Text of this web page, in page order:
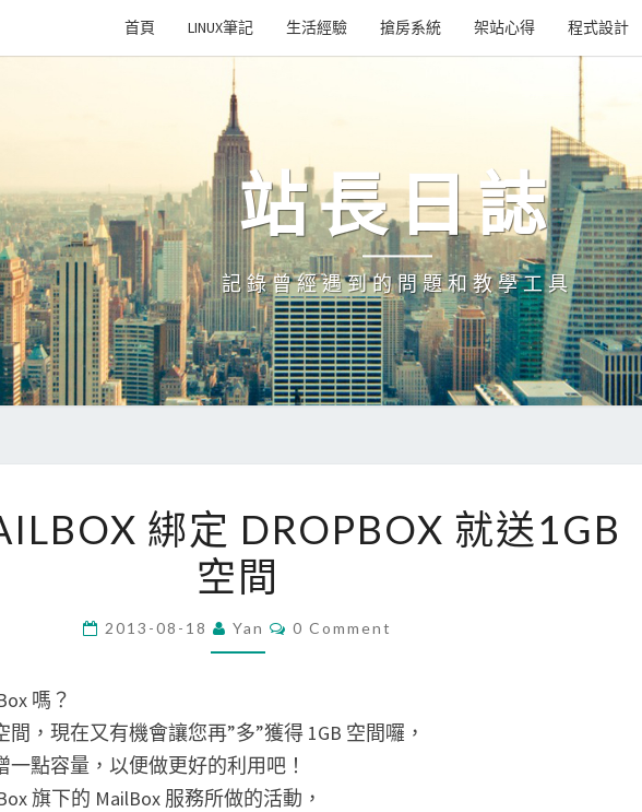
首頁 LINUX筆記 生活經驗 搶房系統 架站心得 程式設計
站長日誌
記錄曾經遇到的問題和教學工具
MAILBOX
綁
定
送
1GB
空
綁定 DROPBOX 就送1GB
空間
2013-08-18 Yan Comments
0 Comment
嗎？
，現在又有機會讓您再”多”獲得 1GB 空間囉，
一點容量，以便做更好的利用吧！
旗下的 MailBox 服務所做的活動，